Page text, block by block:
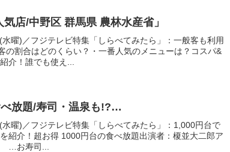
店/中野区 群馬県 農林水産省」
曜)／フジテレビ特集「しらべてみたら」：一般客も利用
の割合はどのくらい？・一番人気のメニューは？コスパ&
介！誰でも使え...
放題/寿司・温泉も!?…
曜)／フジテレビ特集「しらべてみたら」：1,000円台で
紹介！超お得 1000円台の食べ放題出演者：榎並大二郎ア
…お寿司...